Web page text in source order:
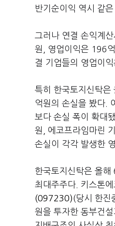
반기순이익 역시 같
그러나 연결 손익계
원, 영업이익은 196
결 기업들의 영업이
특히 한국토지신탁
억원의 손실을 봤다.
보다 손실 폭이 확대
원, 에코프라임마린
손실이 각각 발생한
한국토지신탁은 올
최대주주다. 키스톤
(097230)(당시 한진
원을 투자한 동부건